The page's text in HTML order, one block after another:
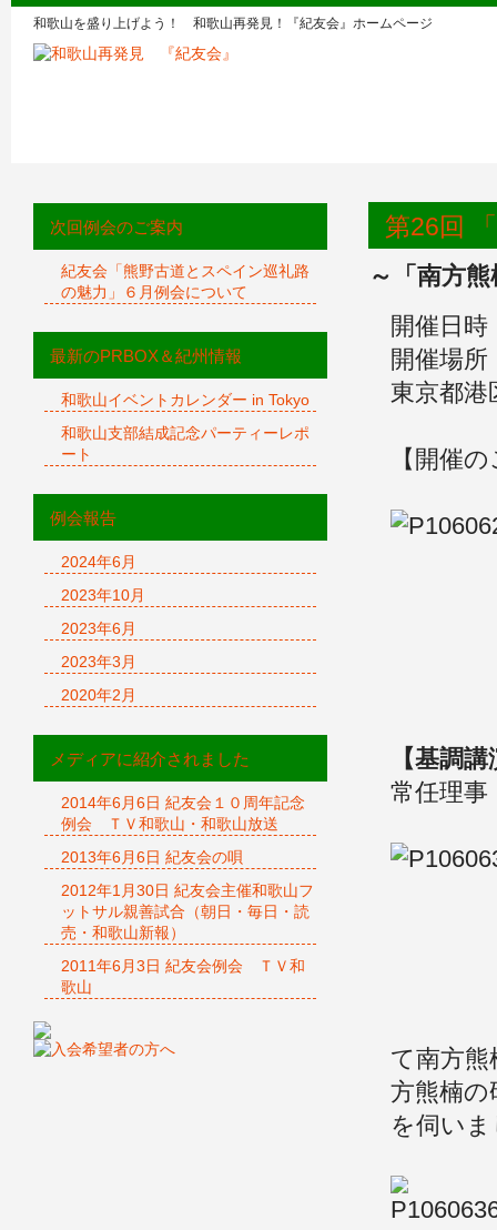
和歌山を盛り上げよう！ 和歌山再発見！『紀友会』ホームページ
第26回
～「南方
開催日
開催場
東京都
【開催
【基調
常任理
て南方
方熊楠の
を伺い
次回例会のご案内
紀友会「熊野古道とスペイン巡礼路
の魅力」６月例会について
最新のPRBOX＆紀州情報
和歌山イベントカレンダー in Tokyo
和歌山支部結成記念パーティーレポ
ート
例会報告
2024年6月
2023年10月
2023年6月
2023年3月
2020年2月
メディアに紹介されました
2014年6月6日 紀友会１０周年記念
例会 ＴＶ和歌山・和歌山放送
2013年6月6日 紀友会の唄
2012年1月30日 紀友会主催和歌山フ
ットサル親善試合（朝日・毎日・読
売・和歌山新報）
2011年6月3日 紀友会例会 ＴＶ和
歌山